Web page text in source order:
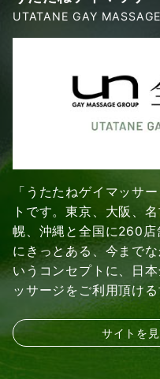
UTATANE GAY
「うたたねゲイマッサ
トです。東京、大阪、
幌、沖縄と全国に260
にきっとある、今まで
いうコンセプトに、日
ッサージをご利用頂け
サイトを